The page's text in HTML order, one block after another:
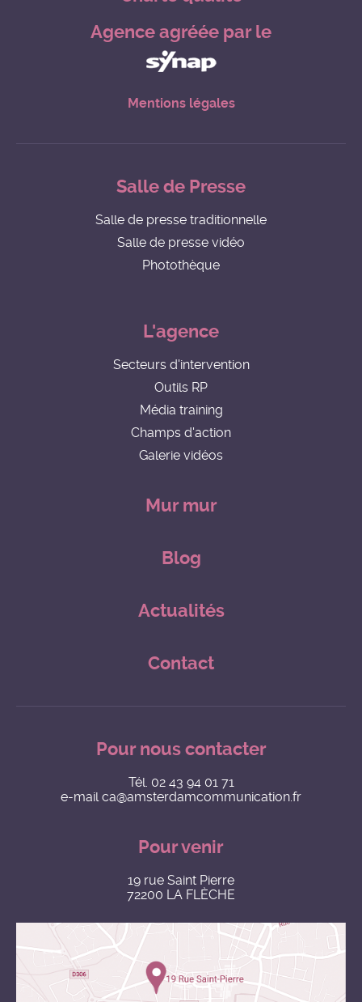
Agence agréée par le
Mentions légales
Salle de Presse
Salle de presse traditionnelle
Salle de presse vidéo
Photothèque
L'agence
Secteurs d'intervention
Outils RP
Média training
Champs d'action
Galerie vidéos
Mur mur
Blog
Actualités
Contact
Pour nous contacter
Tél. 02 43 94 01 71
e-mailca@amsterdamcommunication.fr
Pour venir
19 rue Saint Pierre
72200 LA FLÈCHE